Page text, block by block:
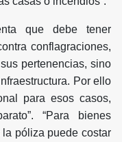
que debe tener
conflagraciones,
pertenencias, sino
Por ello
para esos casos,
“Para bienes
póliza puede costar